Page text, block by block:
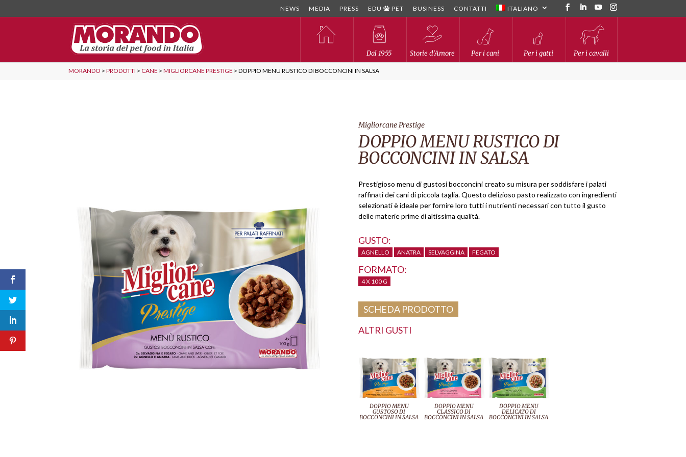
NEWS MEDIA PRESS EDU PET BUSINESS CONTATTI ITALIANO
Dal 1955 Storie d’Amore Per i cani Per i gatti Per i cavalli
MORANDO >PRODOTTI >CANE >MIGLIORCANE PRESTIGE >DOPPIO MENU RUSTICO DI BOCCONCINI IN SALSA
Migliorcane Prestige
DOPPIO MENU RUSTICO DI
BOCCONCINI IN SALSA
Prestigioso menu di gustosi bocconcini creato su misura per soddisfare i palati
raffinati dei cani di piccola taglia. Questo delizioso pasto realizzato con ingredienti
selezionati è ideale per fornire loro tutti i nutrienti necessari con tutto il gusto
delle materie prime di altissima qualità.
GUSTO:
AGNELLO ANATRA SELVAGGINA FEGATO
FORMATO:
4 X 100 G
SCHEDA PRODOTTO
ALTRI GUSTI
DOPPIO MENU
GUSTOSO DI
BOCCONCINI IN SALSA
DOPPIO MENU
CLASSICO DI
BOCCONCINI IN SALSA
DOPPIO MENU
DELICATO DI
BOCCONCINI IN SALSA